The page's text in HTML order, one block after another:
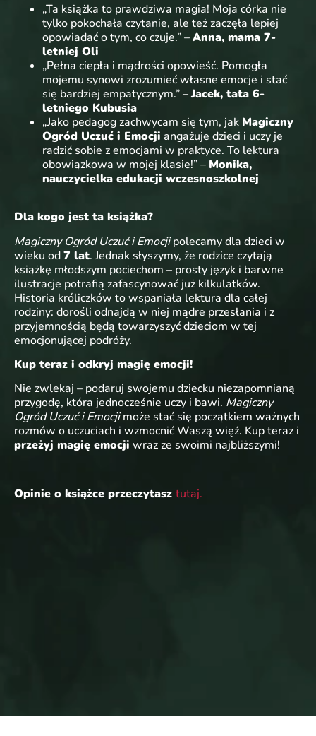
„Ta książka to prawdziwa magia! Moja córka nie
tylko pokochała czytanie, ale też zaczęła lepiej
opowiadać o tym, co czuje.” –Anna, mama 7-
letniej Oli
„Pełna ciepła i mądrości opowieść. Pomogła
mojemu synowi zrozumieć własne emocje i stać
się bardziej empatycznym.” –Jacek, tata 6-
letniego Kubusia
„Jako pedagog zachwycam się tym, jak Magiczny
Ogród Uczuć i Emocji angażuje dzieci i uczy je
radzić sobie z emocjami w praktyce. To lektura
obowiązkowa w mojej klasie!” – Monika,
nauczycielka edukacji wczesnoszkolnej
Dla kogo jest ta książka?
Magiczny Ogród Uczuć i Emocjipolecamy dla dzieci w
wieku od7 lat. Jednak słyszymy, że rodzice czytają
książkę młodszym pociechom – prosty język i barwne
ilustracje potrafią zafascynować już kilkulatków.
Historia króliczków to wspaniała lektura dla całej
rodziny: dorośli odnajdą w niej mądre przesłania i z
przyjemnością będą towarzyszyć dzieciom w tej
emocjonującej podróży.
Kup teraz i odkryj magię emocji!
Nie zwlekaj – podaruj swojemu dziecku niezapomnianą
przygodę, która jednocześnie uczy i bawi. Magiczny
Ogród Uczuć i Emocjimoże stać się początkiem ważnych
rozmów o uczuciach i wzmocnić Waszą więź. Kup teraz i
przeżyj magię emocji wraz ze swoimi najbliższymi!
Opinie o książce przeczytasz tutaj.